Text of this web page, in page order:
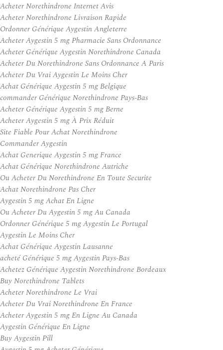
Acheter Norethindrone Internet Avis
Acheter Norethindrone Livraison Rapide
Ordonner Générique Aygestin Angleterre
Acheter Aygestin 5 mg Pharmacie Sans Ordonnance
Acheter Générique Aygestin Norethindrone Canada
Acheter Du Norethindrone Sans Ordonnance A Paris
Acheter Du Vrai Aygestin Le Moins Cher
Achat Générique Aygestin 5 mg Belgique
commander Générique Norethindrone Pays-Bas
Acheter Générique Aygestin 5 mg Berne
Acheter Aygestin 5 mg À Prix Réduit
Site Fiable Pour Achat Norethindrone
Commander Aygestin
Achat Generique Aygestin 5 mg France
Achat Générique Norethindrone Autriche
Ou Acheter Du Norethindrone En Toute Securite
Achat Norethindrone Pas Cher
Aygestin 5 mg Achat En Ligne
Ou Acheter Du Aygestin 5 mg Au Canada
Ordonner Générique 5 mg Aygestin Le Portugal
Aygestin Le Moins Cher
Achat Générique Aygestin Lausanne
acheté Générique 5 mg Aygestin Pays-Bas
Achetez Générique Aygestin Norethindrone Bordeaux
Buy Norethindrone Tablets
Acheter Norethindrone Le Vrai
Acheter Du Vrai Norethindrone En France
Acheter Aygestin 5 mg En Ligne Au Canada
Aygestin Générique En Ligne
Buy Aygestin Pill